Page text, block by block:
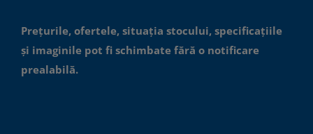
Prețurile, ofertele, situația stocului, specificațiile
și imaginile pot fi schimbate fără o notificare
prealabilă.